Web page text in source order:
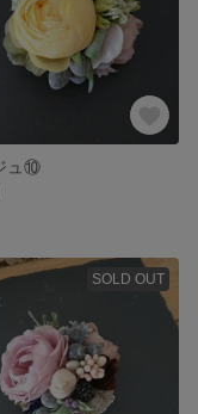
ュ⑩
SOLD OUT